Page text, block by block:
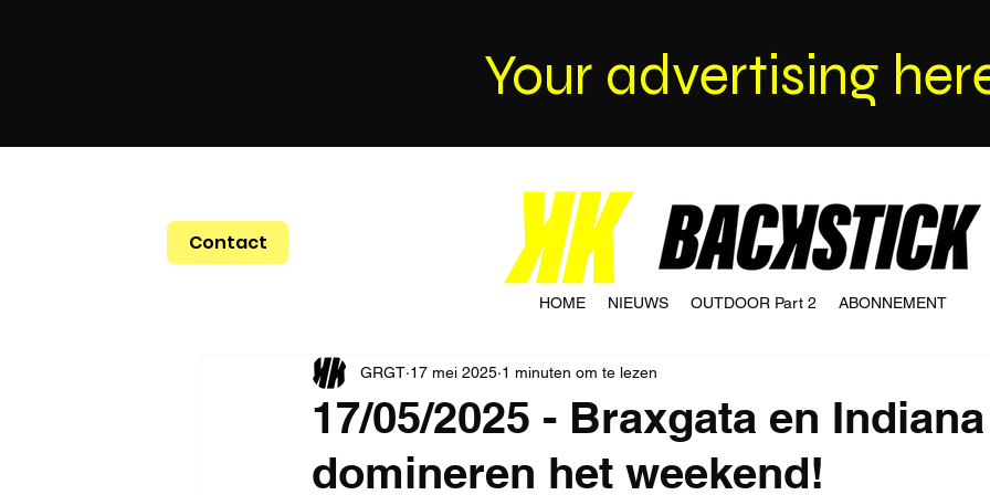
Your advertising
Contact
HOME NIEUWS OUTDOOR Part 2 ABONNEMENT
17/05/2025 - Braxgata en Indiana
domineren het weekend!
GRGT 17 mei 2025 1 minuten om te lezen